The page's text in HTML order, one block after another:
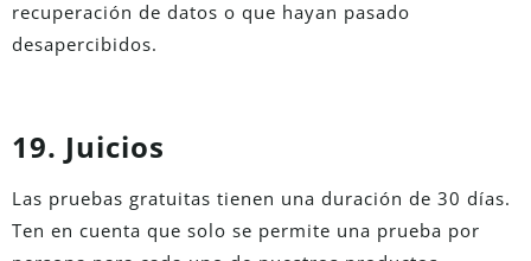
recuperación de datos o que hayan pasado
desapercibidos.
19. Juicios
Las pruebas gratuitas tienen una duración de 30 días.
Ten en cuenta que solo se permite una prueba por